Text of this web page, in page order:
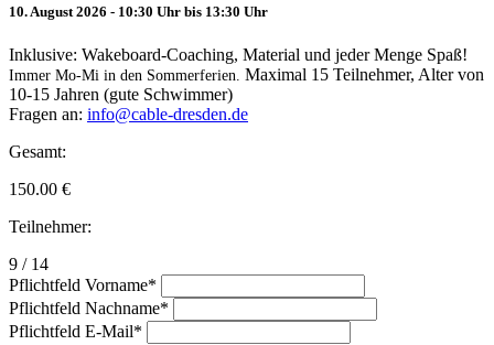
10. August 2026 - 10:30 Uhr bis 13:30 Uhr
Inklusive: Wakeboard-Coaching, Material und jeder Menge Spaß!
Immer Mo-Mi in den Sommerferien. Maximal 15 Teilnehmer, Alter von
10-15 Jahren (gute Schwimmer)
Fragen an: info@cable-dresden.de
Gesamt:
150.00 €
Teilnehmer:
9 / 14
Pflichtfeld Vorname*
Pflichtfeld Nachname*
Pflichtfeld E-Mail*